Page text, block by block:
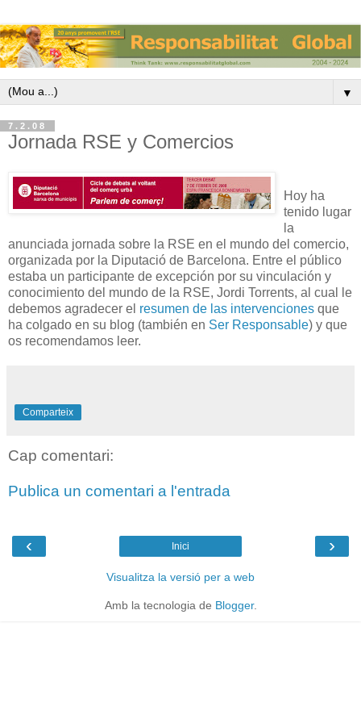
▼
7.2.08
Jornada RSE y Comercios
Hoy ha
tenido lugar
la
anunciada jornada sobre la RSE en el mundo del comercio,
organizada por la Diputació de Barcelona. Entre el público
estaba un participante de excepción por su vinculación y
conocimiento del mundo de la RSE, Jordi Torrents, al cual le
debemos agradecer el resumen de las intervenciones que
ha colgado en su blog (también en Ser Responsable) y que
os recomendamos leer.
Comparteix
Cap comentari:
Publica un comentari a l'entrada
‹ ›
Inici
Visualitza la versió per a web
Amb la tecnologia de Blogger.